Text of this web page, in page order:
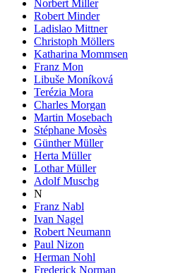
Norbert Miller
Robert Minder
Ladislao Mittner
Christoph Möllers
Katharina Mommsen
Franz Mon
Libuše Moníková
Terézia Mora
Charles Morgan
Martin Mosebach
Stéphane Mosès
Günther Müller
Herta Müller
Lothar Müller
Adolf Muschg
N
Franz Nabl
Ivan Nagel
Robert Neumann
Paul Nizon
Herman Nohl
Frederick Norman